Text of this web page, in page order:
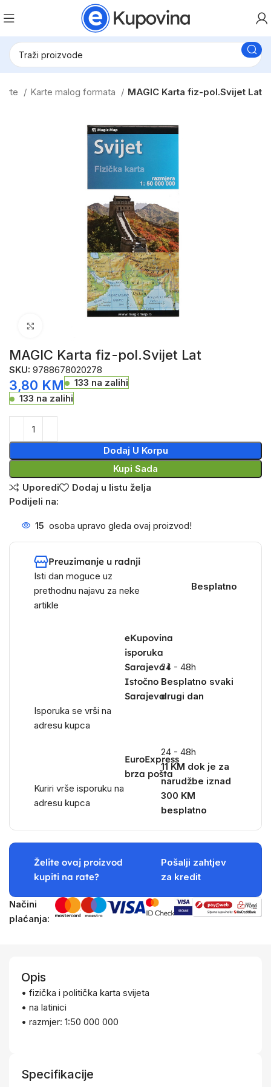
Karte malog formata MAGIC Karta fiz-pol.Svijet Lat
MAGIC Karta fiz-pol.Svijet Lat
SKU:9788678020278
3,80 KM
133 na zalihi
133 na zalihi
Dodaj U Korpu
Kupi Sada
Uporedi
Dodaj u listu želja
Podijeli na:
15 osoba upravo gleda ovaj proizvod!
Preuzimanje u radnji
Isti dan moguce uz
prethodnu najavu za neke
artikle
Besplatno
eKupovina
isporuka
Sarajevo i
Istočno
Sarajevo
Isporuka se vrši na
adresu kupca
24 - 48h
Besplatno svaki
drugi dan
EuroExpress
brza pošta
Kuriri vrše isporuku na
adresu kupca
24 - 48h
11 KM dok je za
narudžbe iznad
300 KM
besplatno
Želite ovaj proizvod
kupiti na rate?
Pošalji zahtjev
za kredit
Načini
plaćanja:
Opis
• fizička i politička karta svijeta
• na latinici
• razmjer: 1:50 000 000
Specifikacije